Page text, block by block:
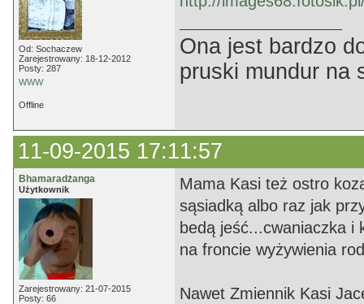
Od: Sochaczew
Zarejestrowany: 18-12-2012
Posty: 287
WWW
Ona jest bardzo
pruski mundur na
Offline
11-09-2015 17:11:57
Bhamaradżanga
Użytkownik
Zarejestrowany: 21-07-2015
Posty: 66
Mama Kasi też ostro
sąsiadką albo raz jak
bedą jeść...cwaniaczka i
na froncie wyżywienia
Nawet Zmiennik Kasi